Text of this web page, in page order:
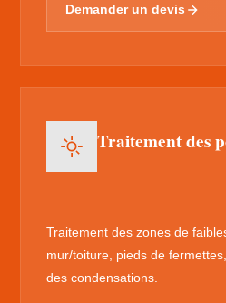
Demander un devis
Traitement des
Traitement des zones de
mur/toiture, pieds de
des condensations.